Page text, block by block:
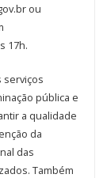
ou
17h.
serviços
pública e
a qualidade
da
das
Também